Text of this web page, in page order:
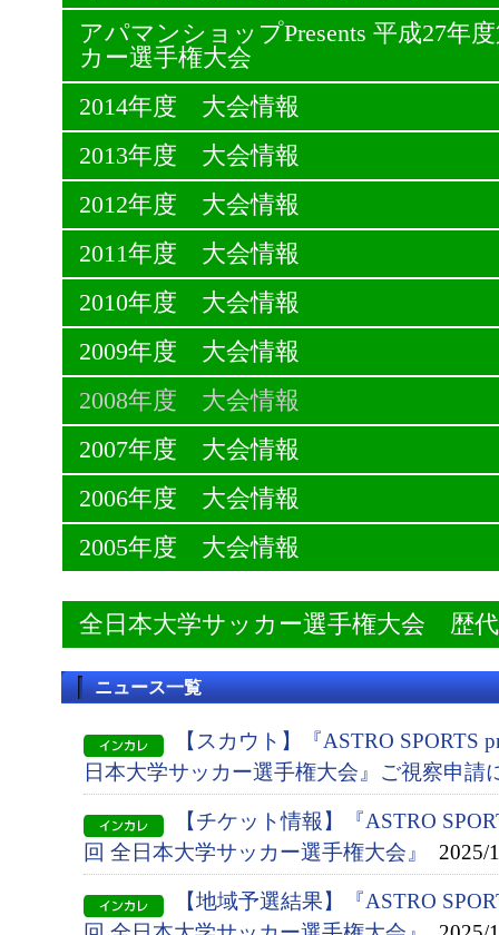
アパマンショップPresents 平成27年
カー選手権大会
2014年度 大会情報
2013年度 大会情報
2012年度 大会情報
2011年度 大会情報
2010年度 大会情報
2009年度 大会情報
2008年度 大会情報
2007年度 大会情報
2006年度 大会情報
2005年度 大会情報
全日本大学サッカー選手権大会 歴
ニュース一覧
【スカウト】『ASTRO SPORTS
日本大学サッカー選手権大会』ご視察申請
【チケット情報】『ASTRO
回 全日本大学サッカー選手権大会』
2025/
【地域予選結果】『ASTRO